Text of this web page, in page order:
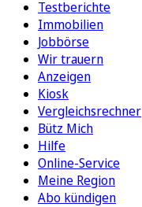
Testberichte
Immobilien
Jobbörse
Wir trauern
Anzeigen
Kiosk
Vergleichsrechner
Bütz Mich
Hilfe
Online-Service
Meine Region
Abo kündigen